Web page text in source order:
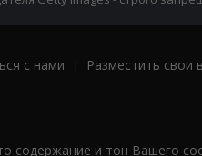
с нами | Разместить свои
и тон Вашего